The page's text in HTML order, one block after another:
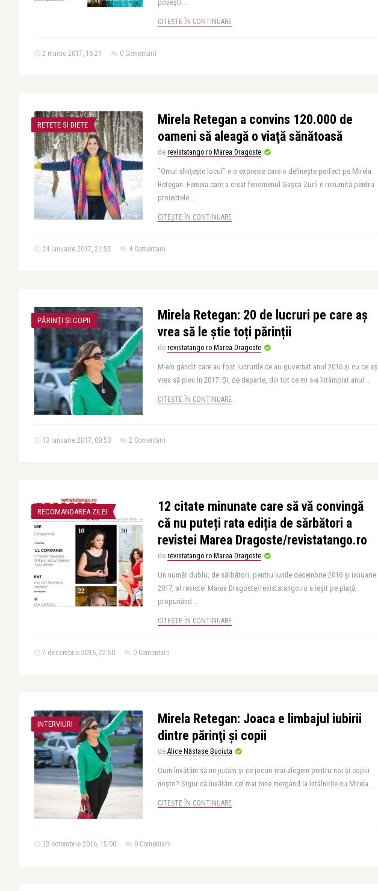
povești ..
CITEȘTE ÎN CONTINUARE
2 martie 2017, 16:21 0 Comentarii
RETETE SI DIETE
Mirela Retegan a convins 120.000 de
oameni să aleagă o viaţă sănătoasă
de revistatango.ro Marea Dragoste
”Omul sfinţeşte locul” e o expresie care o defineşte perfect pe Mirela
Retegan. Femeia care a creat fenomenul Gaşca Zurli e renumită pentru
proiectele ..
CITEȘTE ÎN CONTINUARE
24 ianuarie 2017, 21:53 4 Comentarii
PĂRINȚI ȘI COPII
Mirela Retegan: 20 de lucruri pe care aș
vrea să le știe toți părinții
de revistatango.ro Marea Dragoste
M-am gândit care au fost lucrurile ce au guvernat anul 2016 și cu ce aș
vrea să plec în 2017. Și, de departe, din tot ce mi s-a întâmplat anul ..
CITEȘTE ÎN CONTINUARE
13 ianuarie 2017, 09:50 2 Comentarii
RECOMANDAREA ZILEI
12 citate minunate care să vă convingă
că nu puteți rata ediția de sărbători a
revistei Marea Dragoste/revistatango.ro
de revistatango.ro Marea Dragoste
Un număr dublu, de sărbători, pentru lunile decembrie 2016 și ianuarie
2017, al revistei Marea Dragoste/revistatango.ro a ieșit pe piaţă,
propunând ..
CITEȘTE ÎN CONTINUARE
7 decembrie 2016, 22:50 0 Comentarii
INTERVIURI
Mirela Retegan: Joaca e limbajul iubirii
dintre părinţi şi copii
de Alice Năstase Buciuta
Cum învățăm să ne jucăm și ce jocuri mai alegem pentru noi și copiii
noștri? Sigur că învățăm cel mai bine mergând la întâlnirile cu Mirela ..
CITEȘTE ÎN CONTINUARE
13 octombrie 2016, 15:00 0 Comentarii